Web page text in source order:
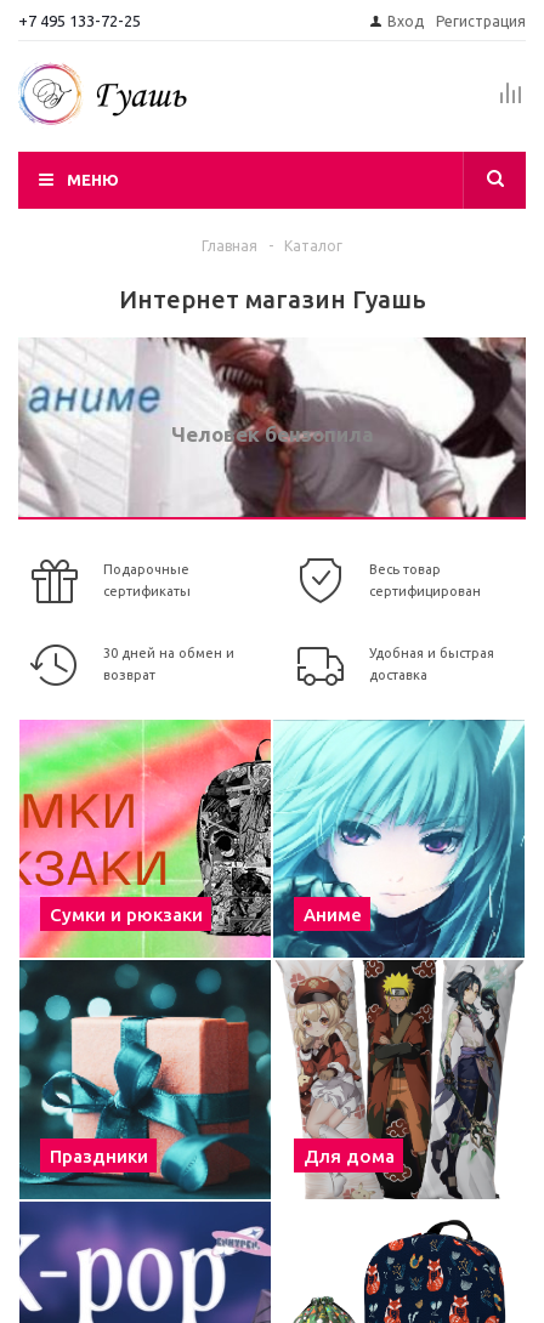
+7 495 133-72-25 Вход Регистрация
МЕНЮ
Главная - Каталог
Интернет магазин Гуашь
Человек бензопила
Подарочные
сертификаты
Весь товар
сертифицирован
30 дней на обмен и
возврат
Удобная и быстрая
доставка
Сумки и рюкзаки Аниме
Праздники Для дома